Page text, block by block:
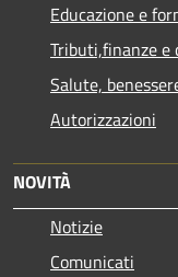
Educazione e
Tributi,finanze e
Salute,
Autorizzazioni
NOVITÀ
Notizie
Comunicati